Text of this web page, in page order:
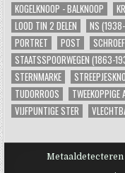
KOGELKNOOP - BALKNOOP
LOOD TIN 2 DELEN
NS (1938-
PORTRET
POST
STAATSSPOORWEGEN (1863-
STERNMARKE
TUDORROOS
TWEEKOPPIGE
VIJFPUNTIGE STER